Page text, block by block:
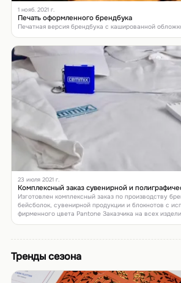
1 нояб. 2021 г.
Печать оформленного брендбука
Печатная версия брендбука с кашированной
23 июля 2021 г.
Комплексный заказ сувенирной и
Изготовлен комплексный заказ по производству
бейсболок, сувенирной продукции и блокнотов с
фирменного цвета Pantone Заказчика на всех
Тренды сезона